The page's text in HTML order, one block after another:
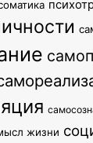
жизни